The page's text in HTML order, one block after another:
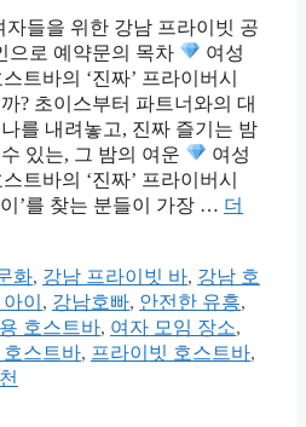
자들을 위한 강남 프라이빗 공
으로 예약문의 목차
여성
트바의 ‘진짜’ 프라이버시
? 초이스부터 파트너와의 대
를 내려놓고, 진짜 즐기는 밤
있는, 그 밤의 여운
여성
트바의 ‘진짜’ 프라이버시
’를 찾는 분들이 가장 … 더
화, 강남 프라이빗 바, 강남 호
이 , 강남호빠, 안전한 유흥,
호스트바, 여자 모임 장소,
호스트바, 프라이빗 호스트바,